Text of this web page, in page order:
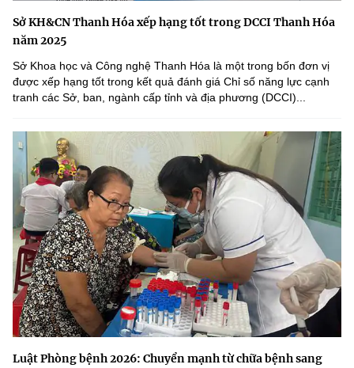
Sở KH&CN Thanh Hóa xếp hạng tốt trong DCCI Thanh Hóa
năm 2025
Sở Khoa học và Công nghệ Thanh Hóa là một trong bốn đơn vị
được xếp hạng tốt trong kết quả đánh giá Chỉ số năng lực cạnh
tranh các Sở, ban, ngành cấp tỉnh và địa phương (DCCI)...
Luật Phòng bệnh 2026: Chuyển mạnh từ chữa bệnh sang